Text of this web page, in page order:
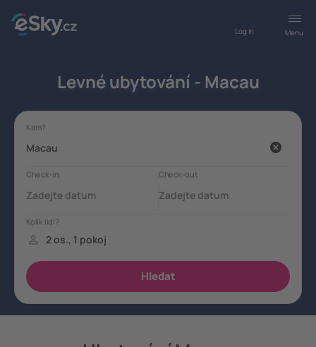
Menu
Log in
Levné ubytování - Macau